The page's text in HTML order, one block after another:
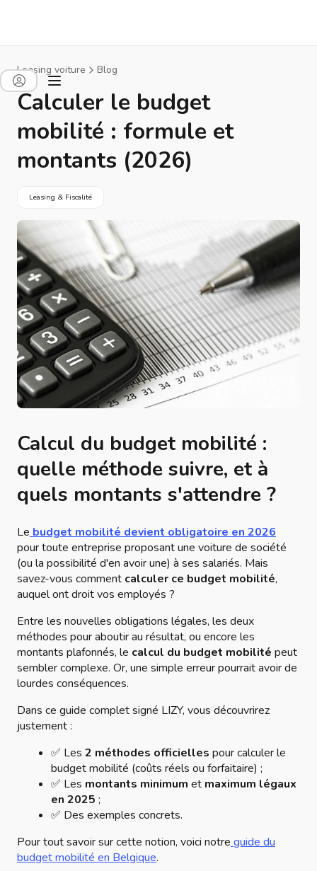
Leasing voiture Blog
Calculer le budget
mobilité : formule et
montants (2026)
Leasing & Fiscalité
Calcul du budget mobilité :
quelle méthode suivre, et à
quels montants s'attendre ?
Le budget mobilité devient obligatoire en 2026
pour toute entreprise proposant une voiture de société
(ou la possibilité d'en avoir une) à ses salariés. Mais
savez-vous comment calculer ce budget mobilité,
auquel ont droit vos employés ?
Entre les nouvelles obligations légales, les deux
méthodes pour aboutir au résultat, ou encore les
montants plafonnés, le calcul du budget mobilité peut
sembler complexe. Or, une simple erreur pourrait avoir de
lourdes conséquences.
Dans ce guide complet signé LIZY, vous découvrirez
justement :
✅ Les 2 méthodes officielles pour calculer le
budget mobilité (coûts réels ou forfaitaire) ;
✅ Les montants minimum et maximum légaux
en 2025 ;
✅ Des exemples concrets.
Pour tout savoir sur cette notion, voici notre guide du
budget mobilité en Belgique.